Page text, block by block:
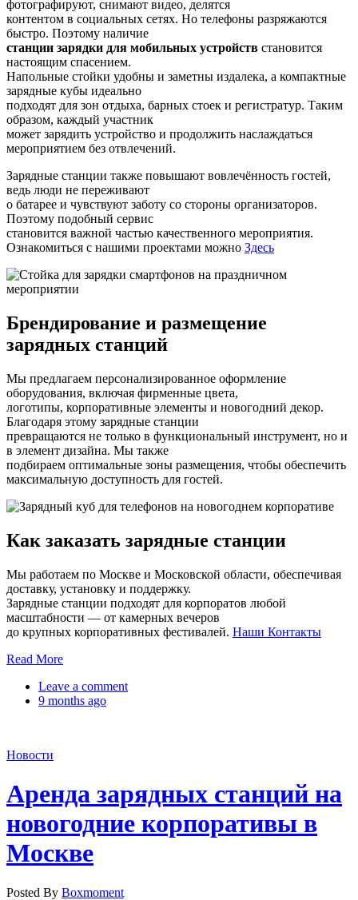
фотографируют, снимают видео, делятся
контентом в социальных сетях. Но телефоны разряжаются
быстро. Поэтому наличие
станции зарядки для мобильных устройств становится
настоящим спасением.
Напольные стойки удобны и заметны издалека, а компактные
зарядные кубы идеально
подходят для зон отдыха, барных стоек и регистратур. Таким
образом, каждый участник
может зарядить устройство и продолжить наслаждаться
мероприятием без отвлечений.
Зарядные станции также повышают вовлечённость гостей,
ведь люди не переживают
о батарее и чувствуют заботу со стороны организаторов.
Поэтому подобный сервис
становится важной частью качественного мероприятия.
Ознакомиться с нашими проектами можно Здесь
Брендирование и размещение
зарядных станций
Мы предлагаем персонализированное оформление
оборудования, включая фирменные цвета,
логотипы, корпоративные элементы и новогодний декор.
Благодаря этому зарядные станции
превращаются не только в функциональный инструмент, но и
в элемент дизайна. Мы также
подбираем оптимальные зоны размещения, чтобы обеспечить
максимальную доступность для гостей.
Как заказать зарядные станции
Мы работаем по Москве и Московской области, обеспечивая
доставку, установку и поддержку.
Зарядные станции подходят для корпоратов любой
масштабности — от камерных вечеров
до крупных корпоративных фестивалей. Наши Контакты
Read More
Leave a comment
9 months ago
Новости
Аренда зарядных станций на
новогодние корпоративы в
Москве
Posted By Boxmoment